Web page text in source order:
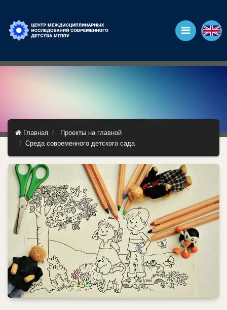
Главная
Проекты на главной
Среда современного детского сада